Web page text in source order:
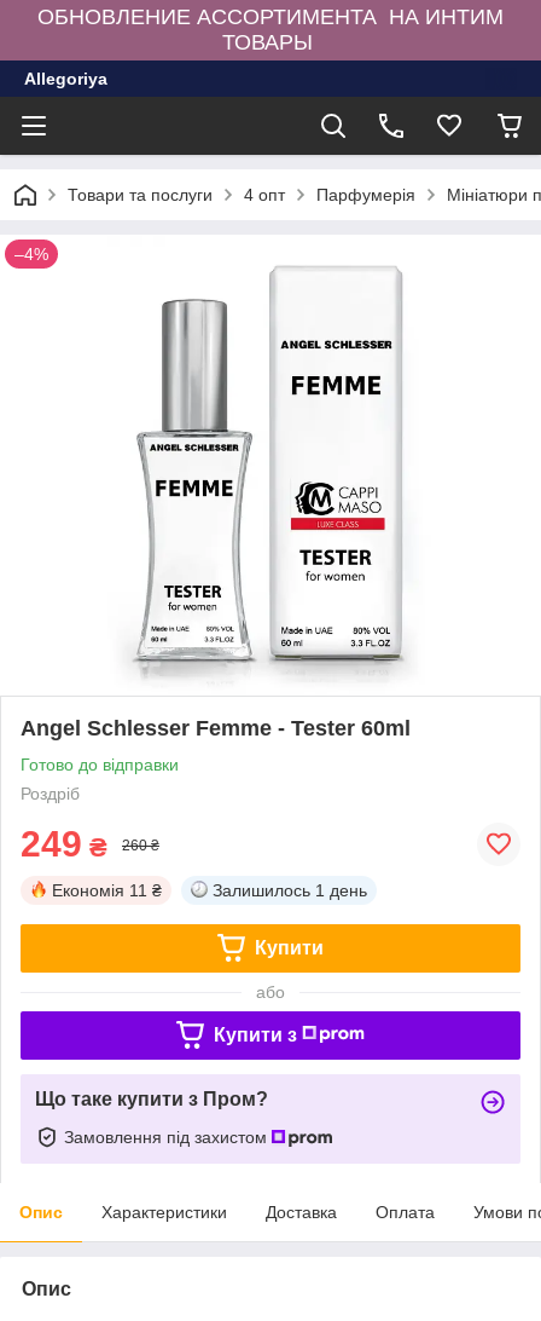
ОБНОВЛЕНИЕ АССОРТИМЕНТА НА ИНТИМ
ТОВАРЫ
Allegoriya
Товари та послуги 4 опт Парфумерія Мініатюри
–4%
Angel Schlesser Femme - Tester 60ml
Готово до відправки
Роздріб
249 ₴ 260 ₴
Економія 11 ₴ Залишилось 1 день
Купити
або
Купити з
Що таке купити з Пром?
Замовлення під захистом
Опис Характеристики Доставка Оплата Умови
Опис